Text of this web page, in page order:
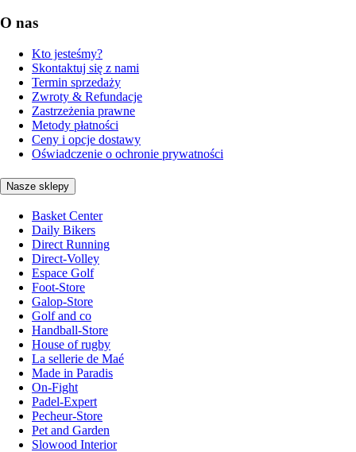
O nas
Kto jesteśmy?
Skontaktuj się z nami
Termin sprzedaży
Zwroty & Refundacje
Zastrzeżenia prawne
Metody płatności
Ceny i opcje dostawy
Oświadczenie o ochronie prywatności
Nasze sklepy
Basket Center
Daily Bikers
Direct Running
Direct-Volley
Espace Golf
Foot-Store
Galop-Store
Golf and co
Handball-Store
House of rugby
La sellerie de Maé
Made in Paradis
On-Fight
Padel-Expert
Pecheur-Store
Pet and Garden
Slowood Interior